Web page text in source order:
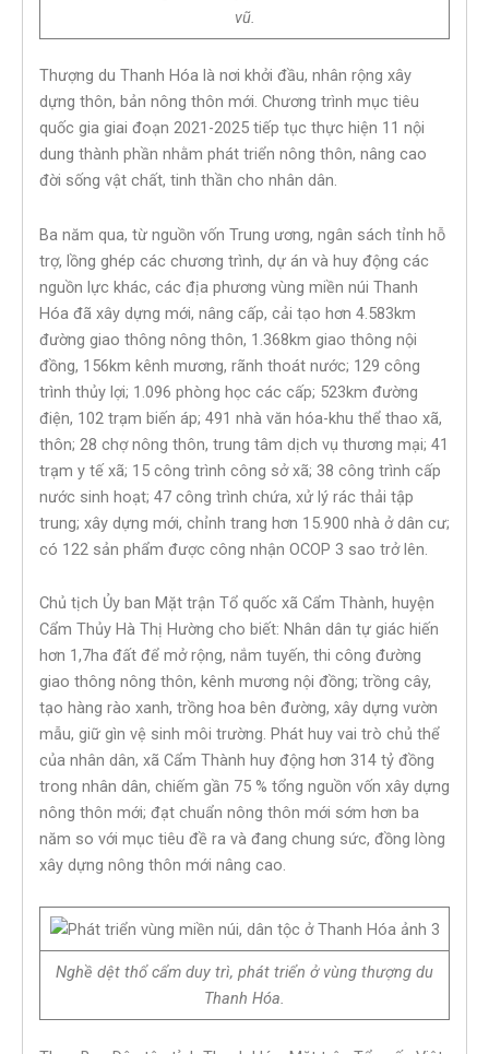
vũ.
Thượng du Thanh Hóa là nơi khởi đầu, nhân rộng xây
dựng thôn, bản nông thôn mới. Chương trình mục tiêu
quốc gia giai đoạn 2021-2025 tiếp tục thực hiện 11 nội
dung thành phần nhằm phát triển nông thôn, nâng cao
đời sống vật chất, tinh thần cho nhân dân.
Ba năm qua, từ nguồn vốn Trung ương, ngân sách tỉnh hỗ
trợ, lồng ghép các chương trình, dự án và huy động các
nguồn lực khác, các địa phương vùng miền núi Thanh
Hóa đã xây dựng mới, nâng cấp, cải tạo hơn 4.583km
đường giao thông nông thôn, 1.368km giao thông nội
đồng, 156km kênh mương, rãnh thoát nước; 129 công
trình thủy lợi; 1.096 phòng học các cấp; 523km đường
điện, 102 trạm biến áp; 491 nhà văn hóa-khu thể thao xã,
thôn; 28 chợ nông thôn, trung tâm dịch vụ thương mại; 41
trạm y tế xã; 15 công trình công sở xã; 38 công trình cấp
nước sinh hoạt; 47 công trình chứa, xử lý rác thải tập
trung; xây dựng mới, chỉnh trang hơn 15.900 nhà ở dân cư;
có 122 sản phẩm được công nhận OCOP 3 sao trở lên.
Chủ tịch Ủy ban Mặt trận Tổ quốc xã Cẩm Thành, huyện
Cẩm Thủy Hà Thị Hường cho biết: Nhân dân tự giác hiến
hơn 1,7ha đất để mở rộng, nắm tuyến, thi công đường
giao thông nông thôn, kênh mương nội đồng; trồng cây,
tạo hàng rào xanh, trồng hoa bên đường, xây dựng vườn
mẫu, giữ gìn vệ sinh môi trường. Phát huy vai trò chủ thể
của nhân dân, xã Cẩm Thành huy động hơn 314 tỷ đồng
trong nhân dân, chiếm gần 75 % tổng nguồn vốn xây dựng
nông thôn mới; đạt chuẩn nông thôn mới sớm hơn ba
năm so với mục tiêu đề ra và đang chung sức, đồng lòng
xây dựng nông thôn mới nâng cao.
Nghề dệt thổ cẩm duy trì, phát triển ở vùng thượng du
Thanh Hóa.